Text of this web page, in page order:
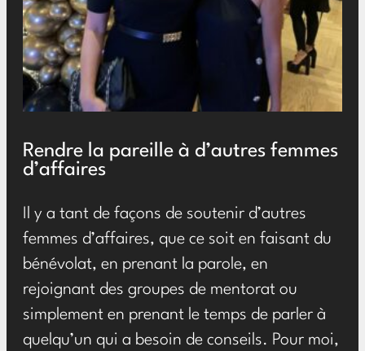
Rendre la pareille à d’autres femmes
d’affaires
Il y a tant de façons de soutenir d’autres
femmes d’affaires, que ce soit en faisant du
bénévolat, en prenant la parole, en
rejoignant des groupes de mentorat ou
simplement en prenant le temps de parler à
quelqu’un qui a besoin de conseils. Pour moi,